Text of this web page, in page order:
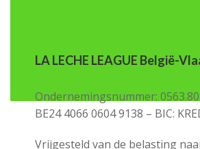
LA LECHE LEAGUE België-
Ondernemingsnummer:
BE24 4066 0604 9138 – BIC:
Vrijgesteld van de belasting